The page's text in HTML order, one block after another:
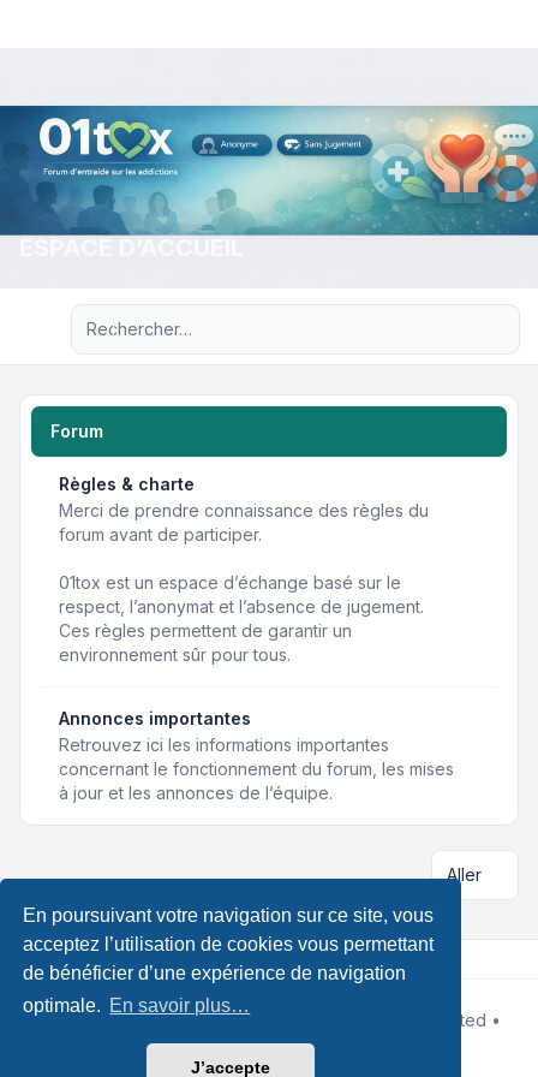
En poursuivant votre navigation sur ce site, vous
acceptez l’utilisation de cookies vous permettant
de bénéficier d’une expérience de navigation
optimale. En savoir plus…
J’accepte
Recherche avancée
Forum
Règles & charte
Merci de prendre connaissance des règles du
forum avant de participer.
01tox est un espace d’échange basé sur le
respect, l’anonymat et l’absence de jugement.
Ces règles permettent de garantir un
environnement sûr pour tous.
Annonces importantes
Retrouvez ici les informations importantes
concernant le fonctionnement du forum, les mises
à jour et les annonces de l’équipe.
Aller
Développé parphpBB® Forum Software © phpBB Limited •
Leenoz
Traduction française officielle©